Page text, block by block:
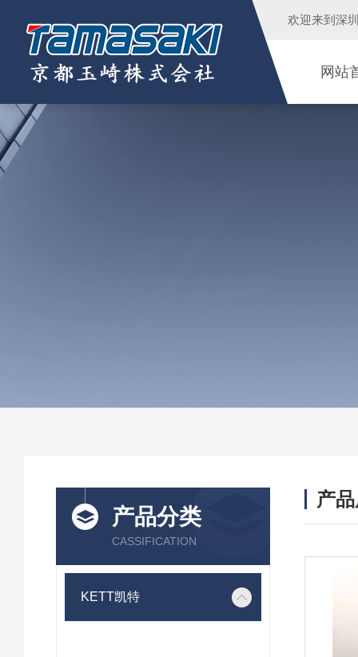
欢迎来到 深
网站
产品分类
CASSIFICATION
KETT凯特
产